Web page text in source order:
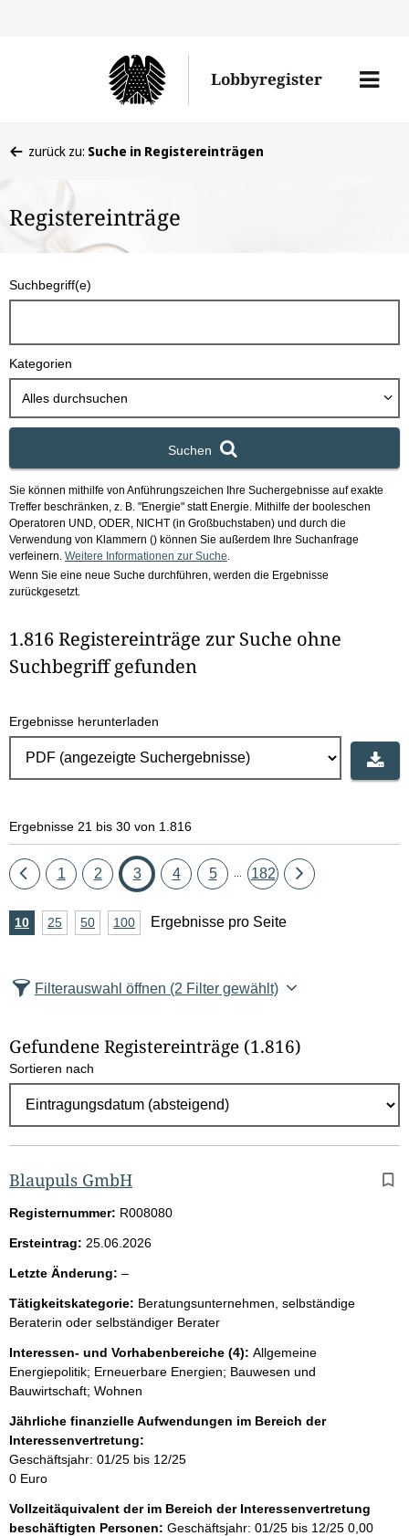
den
Lobbyregister
Menü
befinden
hier:
zurück zu: Suche in Registereinträgen
Registereinträge
u
h
b
x
Suchbegriff(e)
Kategorien
Alles durchsuchen
Suchen
Sie können mithilfe von Anführungszeichen Ihre Suchergebnisse auf exakte
Treffer beschränken, z. B. "Energie" statt Energie. Mithilfe der booleschen
Operatoren UND, ODER, NICHT (in Großbuchstaben) und durch die
Verwendung von Klammern () können Sie außerdem Ihre Suchanfrage
verfeinern. Weitere Informationen zur Suche
Wenn Sie eine neue Suche durchführen, werden die Ergebnisse
zurückgesetzt.
1.816 Registereinträge zur Suche ohne
Suchbegriff gefunden
Ergebnisse herunterladen
Ergebnisse 21 bis 30 von 1.816
Eine
zurück
Seite
1 Seite
2 Seite
3 Seite
4 Seite
5 Seite
182
Eine
A
z
l
E
g
e
b
n
s
s
e
p
r
o
e
i
t
e
10Ergebnisse
25Ergebnisse
50Ergebnisse
100Ergebnisse
Ergebnisse pro Seite
Filterauswahl öffnen (2 Filter gewählt)
Gefundene Registereinträge (1.816)
Sortieren nach
Blaupuls GmbH
Registernummer: R008080
Ersteintrag: 25.06.2026
Letzte Änderung: –l
e
r
Tätigkeitskategorie: Beratungsunternehmen, selbständige
Beraterin oder selbständiger Berater
Interessen- und Vorhabenbereiche (4): Allgemeine
Energiepolitik; Erneuerbare Energien; Bauwesen und
Bauwirtschaft; Wohnen
Jährliche finanzielle Aufwendungen im Bereich der
Interessenvertretung:
Geschäftsjahr: 01/25 bis 12/25
0 Euro
Vollzeitäquivalent der im Bereich der Interessenvertretung
beschäftigten Personen: Geschäftsjahr: 01/25 bis 12/25 0,00